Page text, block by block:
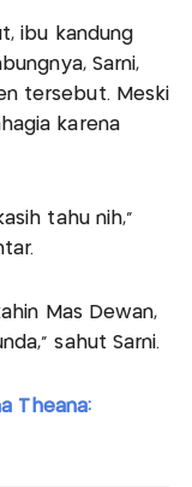
ibu kandung
Sarni,
tersebut. Meski
karena
tahu nih,"
Mas Dewan,
sahut Sarni.
Theana: